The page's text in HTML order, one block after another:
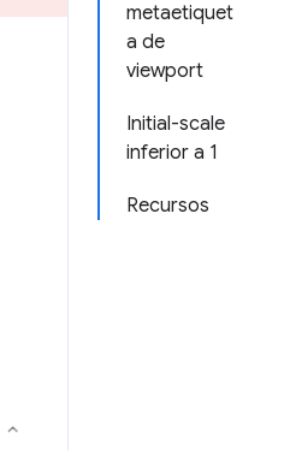
metaetiquet
a de
viewport
Initial-scale
inferior a 1
Recursos